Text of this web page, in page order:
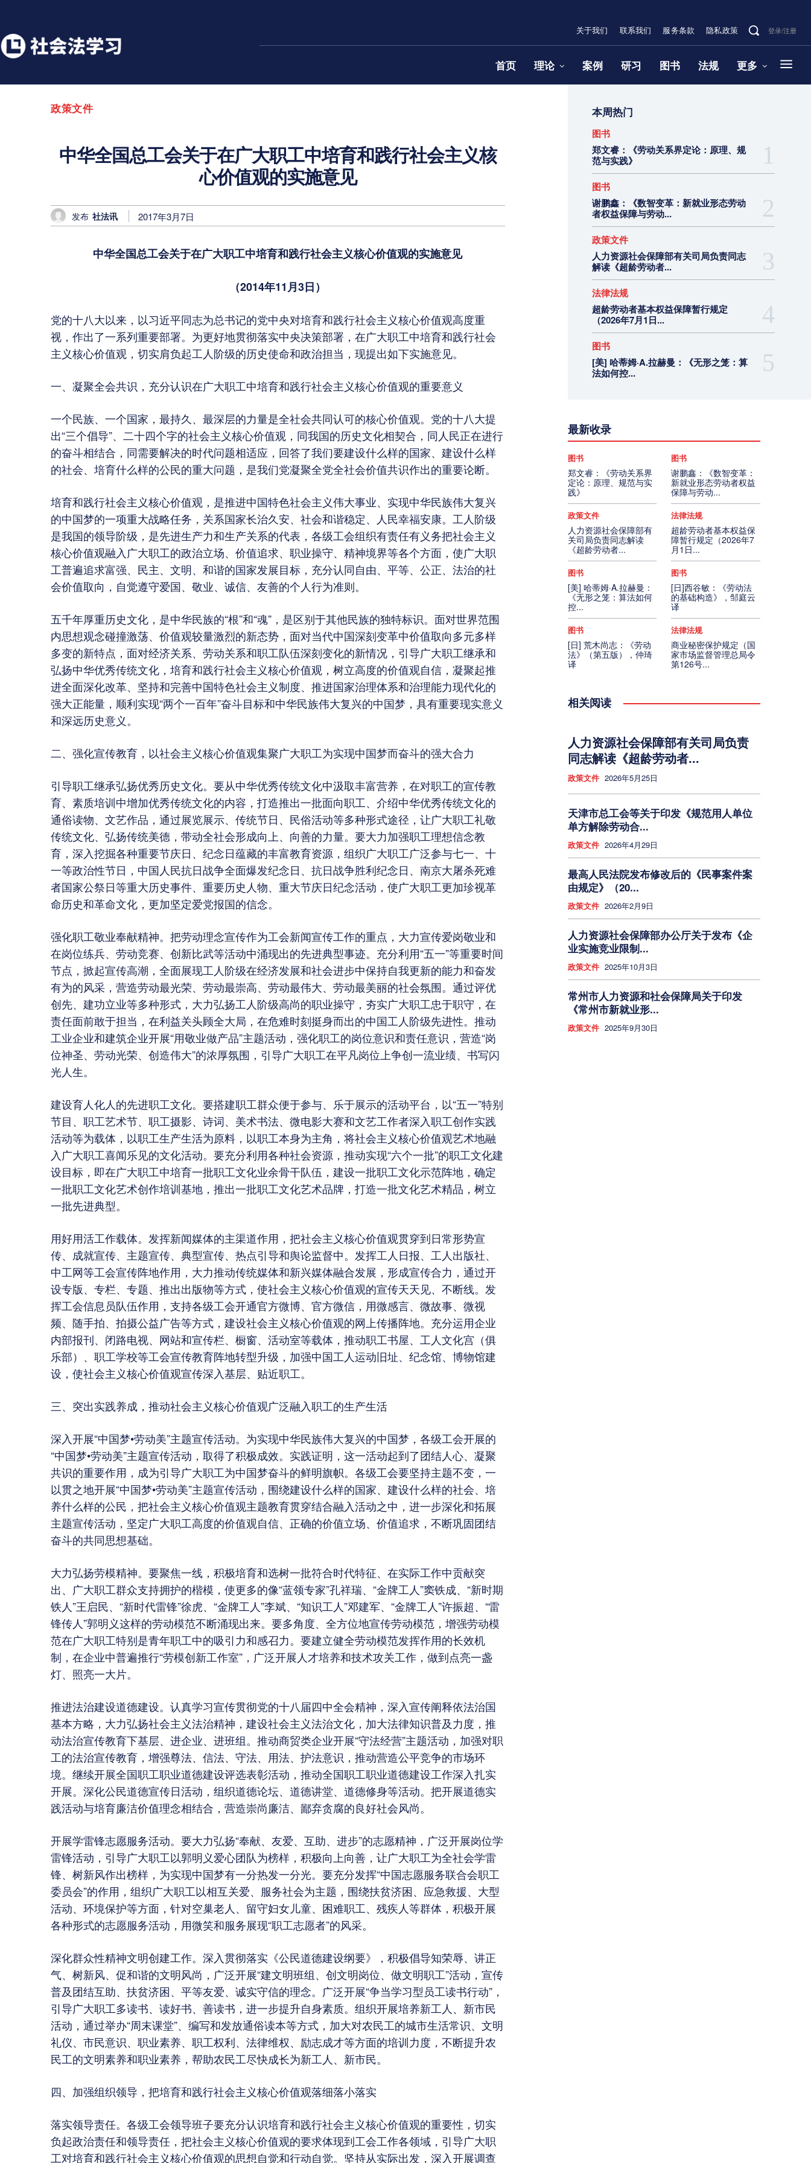
关于我们 联系我们 服务条款 隐私政策 登录/注册
首页 理论 案例 研习 图书 法规 更多
政策文件
中华全国总工会关于在广大职工中培育和践行社会主义核
心价值观的实施意见
发布 社法讯 2017年3月7日
中华全国总工会关于在广大职工中培育和践行社会主义核心价值观的实施意见
（2014年11月3日）
党的十八大以来，以习近平同志为总书记的党中央对培育和践行社会主义核心价值观高度重
视，作出了一系列重要部署。为更好地贯彻落实中央决策部署，在广大职工中培育和践行社会
主义核心价值观，切实肩负起工人阶级的历史使命和政治担当，现提出如下实施意见。
一、凝聚全会共识，充分认识在广大职工中培育和践行社会主义核心价值观的重要意义
一个民族、一个国家，最持久、最深层的力量是全社会共同认可的核心价值观。党的十八大提
出“三个倡导”、二十四个字的社会主义核心价值观，同我国的历史文化相契合，同人民正在进行
的奋斗相结合，同需要解决的时代问题相适应，回答了我们要建设什么样的国家、建设什么样
的社会、培育什么样的公民的重大问题，是我们党凝聚全党全社会价值共识作出的重要论断。
培育和践行社会主义核心价值观，是推进中国特色社会主义伟大事业、实现中华民族伟大复兴
的中国梦的一项重大战略任务，关系国家长治久安、社会和谐稳定、人民幸福安康。工人阶级
是我国的领导阶级，是先进生产力和生产关系的代表，各级工会组织有责任有义务把社会主义
核心价值观融入广大职工的政治立场、价值追求、职业操守、精神境界等各个方面，使广大职
工普遍追求富强、民主、文明、和谐的国家发展目标，充分认同自由、平等、公正、法治的社
会价值取向，自觉遵守爱国、敬业、诚信、友善的个人行为准则。
五千年厚重历史文化，是中华民族的“根”和“魂”，是区别于其他民族的独特标识。面对世界范围
内思想观念碰撞激荡、价值观较量激烈的新态势，面对当代中国深刻变革中价值取向多元多样
多变的新特点，面对经济关系、劳动关系和职工队伍深刻变化的新情况，引导广大职工继承和
弘扬中华优秀传统文化，培育和践行社会主义核心价值观，树立高度的价值观自信，凝聚起推
进全面深化改革、坚持和完善中国特色社会主义制度、推进国家治理体系和治理能力现代化的
强大正能量，顺利实现“两个一百年”奋斗目标和中华民族伟大复兴的中国梦，具有重要现实意义
和深远历史意义。
二、强化宣传教育，以社会主义核心价值观集聚广大职工为实现中国梦而奋斗的强大合力
引导职工继承弘扬优秀历史文化。要从中华优秀传统文化中汲取丰富营养，在对职工的宣传教
育、素质培训中增加优秀传统文化的内容，打造推出一批面向职工、介绍中华优秀传统文化的
通俗读物、文艺作品，通过展览展示、传统节日、民俗活动等多种形式途径，让广大职工礼敬
传统文化、弘扬传统美德，带动全社会形成向上、向善的力量。要大力加强职工理想信念教
育，深入挖掘各种重要节庆日、纪念日蕴藏的丰富教育资源，组织广大职工广泛参与七一、十
一等政治性节日，中国人民抗日战争全面爆发纪念日、抗日战争胜利纪念日、南京大屠杀死难
者国家公祭日等重大历史事件、重要历史人物、重大节庆日纪念活动，使广大职工更加珍视革
命历史和革命文化，更加坚定爱党报国的信念。
强化职工敬业奉献精神。把劳动理念宣传作为工会新闻宣传工作的重点，大力宣传爱岗敬业和
在岗位练兵、劳动竞赛、创新比武等活动中涌现出的先进典型事迹。充分利用“五一”等重要时间
节点，掀起宣传高潮，全面展现工人阶级在经济发展和社会进步中保持自我更新的能力和奋发
有为的风采，营造劳动最光荣、劳动最崇高、劳动最伟大、劳动最美丽的社会氛围。通过评优
创先、建功立业等多种形式，大力弘扬工人阶级高尚的职业操守，夯实广大职工忠于职守，在
责任面前敢于担当，在利益关头顾全大局，在危难时刻挺身而出的中国工人阶级先进性。推动
工业企业和建筑企业开展“用敬业做产品”主题活动，强化职工的岗位意识和责任意识，营造“岗
位神圣、劳动光荣、创造伟大”的浓厚氛围，引导广大职工在平凡岗位上争创一流业绩、书写闪
光人生。
建设育人化人的先进职工文化。要搭建职工群众便于参与、乐于展示的活动平台，以“五一”特别
节目、职工艺术节、职工摄影、诗词、美术书法、微电影大赛和文艺工作者深入职工创作实践
活动等为载体，以职工生产生活为原料，以职工本身为主角，将社会主义核心价值观艺术地融
入广大职工喜闻乐见的文化活动。要充分利用各种社会资源，推动实现“六个一批”的职工文化建
设目标，即在广大职工中培育一批职工文化业余骨干队伍，建设一批职工文化示范阵地，确定
一批职工文化艺术创作培训基地，推出一批职工文化艺术品牌，打造一批文化艺术精品，树立
一批先进典型。
用好用活工作载体。发挥新闻媒体的主渠道作用，把社会主义核心价值观贯穿到日常形势宣
传、成就宣传、主题宣传、典型宣传、热点引导和舆论监督中。发挥工人日报、工人出版社、
中工网等工会宣传阵地作用，大力推动传统媒体和新兴媒体融合发展，形成宣传合力，通过开
设专版、专栏、专题、推出出版物等方式，使社会主义核心价值观的宣传天天见、不断线。发
挥工会信息员队伍作用，支持各级工会开通官方微博、官方微信，用微感言、微故事、微视
频、随手拍、拍摄公益广告等方式，建设社会主义核心价值观的网上传播阵地。充分运用企业
内部报刊、闭路电视、网站和宣传栏、橱窗、活动室等载体，推动职工书屋、工人文化宫（俱
乐部）、职工学校等工会宣传教育阵地转型升级，加强中国工人运动旧址、纪念馆、博物馆建
设，使社会主义核心价值观宣传深入基层、贴近职工。
三、突出实践养成，推动社会主义核心价值观广泛融入职工的生产生活
深入开展“中国梦•劳动美”主题宣传活动。为实现中华民族伟大复兴的中国梦，各级工会开展的
“中国梦•劳动美”主题宣传活动，取得了积极成效。实践证明，这一活动起到了团结人心、凝聚
共识的重要作用，成为引导广大职工为中国梦奋斗的鲜明旗帜。各级工会要坚持主题不变，一
以贯之地开展“中国梦•劳动美”主题宣传活动，围绕建设什么样的国家、建设什么样的社会、培
养什么样的公民，把社会主义核心价值观主题教育贯穿结合融入活动之中，进一步深化和拓展
主题宣传活动，坚定广大职工高度的价值观自信、正确的价值立场、价值追求，不断巩固团结
奋斗的共同思想基础。
大力弘扬劳模精神。要聚焦一线，积极培育和选树一批符合时代特征、在实际工作中贡献突
出、广大职工群众支持拥护的楷模，使更多的像“蓝领专家”孔祥瑞、“金牌工人”窦铁成、“新时期
铁人”王启民、“新时代雷锋”徐虎、“金牌工人”李斌、“知识工人”邓建军、“金牌工人”许振超、“雷
锋传人”郭明义这样的劳动模范不断涌现出来。要多角度、全方位地宣传劳动模范，增强劳动模
范在广大职工特别是青年职工中的吸引力和感召力。要建立健全劳动模范发挥作用的长效机
制，在企业中普遍推行“劳模创新工作室”，广泛开展人才培养和技术攻关工作，做到点亮一盏
灯、照亮一大片。
推进法治建设道德建设。认真学习宣传贯彻党的十八届四中全会精神，深入宣传阐释依法治国
基本方略，大力弘扬社会主义法治精神，建设社会主义法治文化，加大法律知识普及力度，推
动法治宣传教育下基层、进企业、进班组。推动商贸类企业开展“守法经营”主题活动，加强对职
工的法治宣传教育，增强尊法、信法、守法、用法、护法意识，推动营造公平竞争的市场环
境。继续开展全国职工职业道德建设评选表彰活动，推动全国职工职业道德建设工作深入扎实
开展。深化公民道德宣传日活动，组织道德论坛、道德讲堂、道德修身等活动。把开展道德实
践活动与培育廉洁价值理念相结合，营造崇尚廉洁、鄙弃贪腐的良好社会风尚。
开展学雷锋志愿服务活动。要大力弘扬“奉献、友爱、互助、进步”的志愿精神，广泛开展岗位学
雷锋活动，引导广大职工以郭明义爱心团队为榜样，积极向上向善，让广大职工为全社会学雷
锋、树新风作出榜样，为实现中国梦有一分热发一分光。要充分发挥“中国志愿服务联合会职工
委员会”的作用，组织广大职工以相互关爱、服务社会为主题，围绕扶贫济困、应急救援、大型
活动、环境保护等方面，针对空巢老人、留守妇女儿童、困难职工、残疾人等群体，积极开展
各种形式的志愿服务活动，用微笑和服务展现“职工志愿者”的风采。
深化群众性精神文明创建工作。深入贯彻落实《公民道德建设纲要》，积极倡导知荣辱、讲正
气、树新风、促和谐的文明风尚，广泛开展“建文明班组、创文明岗位、做文明职工”活动，宣传
普及团结互助、扶贫济困、平等友爱、诚实守信的理念。广泛开展“争当学习型员工读书行动”，
引导广大职工多读书、读好书、善读书，进一步提升自身素质。组织开展培养新工人、新市民
活动，通过举办“周末课堂”、编写和发放通俗读本等方式，加大对农民工的城市生活常识、文明
礼仪、市民意识、职业素养、职工权利、法律维权、励志成才等方面的培训力度，不断提升农
民工的文明素养和职业素养，帮助农民工尽快成长为新工人、新市民。
四、加强组织领导，把培育和践行社会主义核心价值观落细落小落实
落实领导责任。各级工会领导班子要充分认识培育和践行社会主义核心价值观的重要性，切实
负起政治责任和领导责任，把社会主义核心价值观的要求体现到工会工作各领域，引导广大职
工对培育和践行社会主义核心价值观的思想自觉和行动自觉。坚持从实际出发，深入开展调查
本周热门
图书
郑文睿：《劳动关系界定论：原理、规
范与实践》
图书
谢鹏鑫：《数智变革：新就业形态劳动
者权益保障与劳动...
政策文件
人力资源社会保障部有关司局负责同志
解读《超龄劳动者...
法律法规
超龄劳动者基本权益保障暂行规定
（2026年7月1日...
图书
[美] 哈蒂姆·A.拉赫曼：《无形之笼：算
法如何控...
最新收录
图书
郑文睿：《劳动关系界
定论：原理、规范与实
践》
图书
谢鹏鑫：《数智变革：
新就业形态劳动者权益
保障与劳动...
政策文件
人力资源社会保障部有
关司局负责同志解读
《超龄劳动者...
法律法规
超龄劳动者基本权益保
障暂行规定（2026年7
月1日...
图书
[美] 哈蒂姆·A.拉赫曼：
《无形之笼：算法如何
控...
图书
[日]西谷敏：《劳动法
的基础构造》，邹庭云
译
图书
[日] 荒木尚志：《劳动
法》（第五版），仲琦
译
法律法规
商业秘密保护规定（国
家市场监督管理总局令
第126号...
相关阅读
人力资源社会保障部有关司局负责
同志解读《超龄劳动者...
政策文件 2026年5月25日
天津市总工会等关于印发《规范用人单位
单方解除劳动合...
政策文件 2026年4月29日
最高人民法院发布修改后的《民事案件案
由规定》（20...
政策文件 2026年2月9日
人力资源社会保障部办公厅关于发布《企
业实施竞业限制...
政策文件 2025年10月3日
常州市人力资源和社会保障局关于印发
《常州市新就业形...
政策文件 2025年9月30日